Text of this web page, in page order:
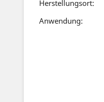
Herstellungsort:
Anwendung: